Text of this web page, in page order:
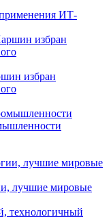
ИТ-
избран
лучшие мировые